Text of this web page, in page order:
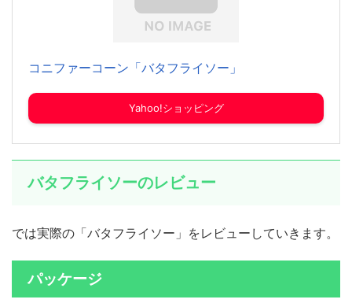
コニファーコーン「バタフライソー」
Yahoo!ショッピング
バタフライソーのレビュー
では実際の「バタフライソー」をレビューしていきます。
パッケージ